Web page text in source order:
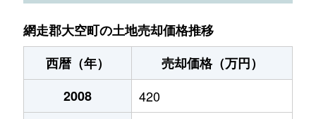
網走郡大空町の土地売却価格推移
西暦（年）
売却価格（万円）
2008
420